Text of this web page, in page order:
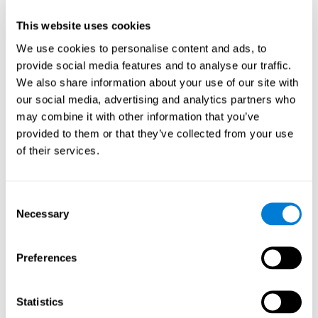
This website uses cookies
We use cookies to personalise content and ads, to
provide social media features and to analyse our traffic.
We also share information about your use of our site with
our social media, advertising and analytics partners who
may combine it with other information that you’ve
provided to them or that they’ve collected from your use
of their services.
Selection
Necessary
Preferences
Statistics
coordinación ojo-mano, coordinación mano-mano y
Se crea una base de datos donde todos los resultados de
los análisis permanecerán almacenados.
Se crea un dispositivo de entrada de movimiento y un
dispositivo de salida que proporciona un estímulo.
tareas al usuario. En esas tareas se pretende entrenar los
niveles cognitivos del usuario.
A partir de las habilidades cognitivas, se determinará el nivel
cognitivo del usuario.
C) Entrenamiento Personalizado basado en los resultados
de la evaluación.